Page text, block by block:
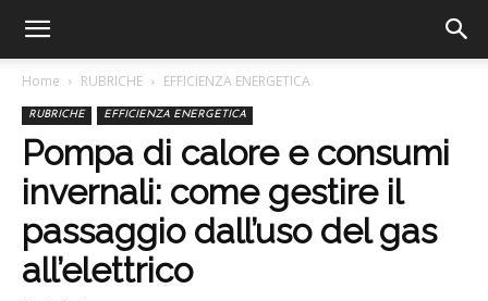
Home RUBRICHE EFFICIENZA ENERGETICA
RUBRICHE EFFICIENZA ENERGETICA
Pompa di calore e consumi
invernali: come gestire il
passaggio dall’uso del gas
all’elettrico